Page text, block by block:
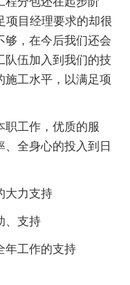
项目经理要求的却很
够，在今后我们还会
队伍加入到我们的技
施工水平，以满足项
职工作，优质的服
全身心的投入到日
大力支持
、支持
年工作的支持